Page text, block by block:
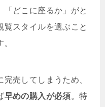
「どこに座るか」がと
覧スタイルを選ぶこと
売してしまうため、
早めの購入が必須。特